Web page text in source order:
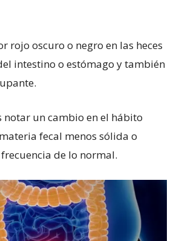
rojo oscuro o negro en las heces
intestino o estómago y también
notar un cambio en el hábito
fecal menos sólida o
de lo normal.